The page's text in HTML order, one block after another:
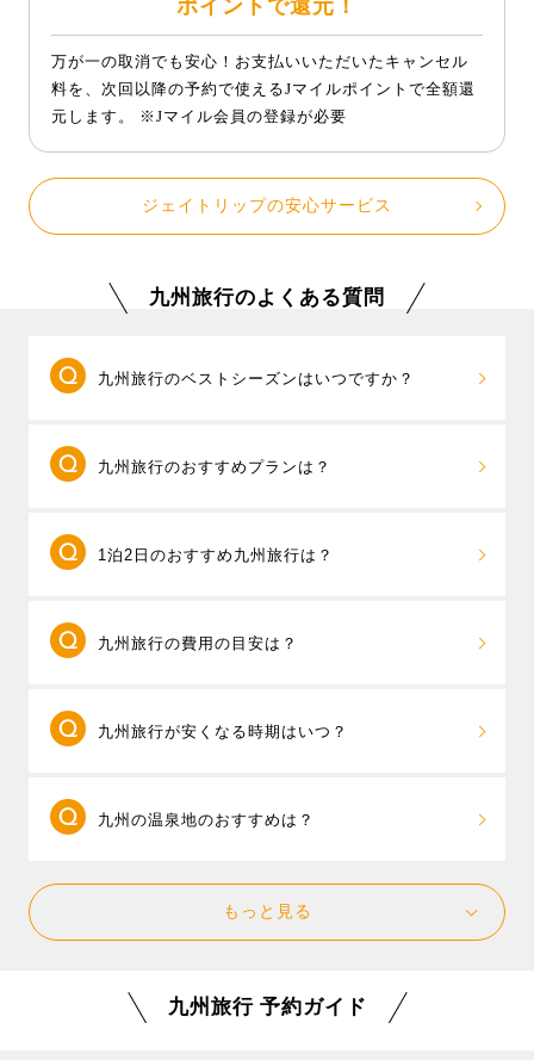
ポイントで還元！
万が一の取消でも安心！お支払いいただいたキャンセル
料を、次回以降の予約で使えるJマイルポイントで全額還
元します。 ※Jマイル会員の登録が必要
ジェイトリップの安心サービス
九州旅行のよくある質問
九州旅行のベストシーズンはいつですか？
「博多祇園山笠」や熊本の「山鹿灯籠まつり」など、
す。秋は紅葉の名所、大分・耶馬溪や宮崎・高千穂峡
の彩り豊かな景色が人気。冬は温泉とともに、福岡名
長崎・ハウステンボスのチューリップやバラ、福岡・
九州旅行のおすすめプランは？
つ以上の県をまたいだ周遊旅行が売れ筋です。「
客様のご希望に合わせて空港やフライト、ホテルを組
み合わせて自分だけの自由なツアーが作れるパックツ
べるので、行きたいエリアや旅行の目的に合わせて自
1DAYパスが付いた九州周遊プランもありますので、ハ
1泊2日のおすすめ九州旅行は？
して、滞在時間を重視した旅行プランを立てましょ
きるのでおすすめです。
例えば長崎県のハウステンボスと長崎市内を一度に楽
崎市内のホテルを選ぶと、夜は長崎新地中華街でグル
泉といった温泉地に滞在するなら、外湯巡りで宿泊ホ
テル以外の温泉も楽しみ、温泉街をのんびり散策する
九州旅行の費用の目安は？
円台〜、出発直前や、夏休み、年末年始など高めの時
在、20,700円が最安値となっています。（参考：東京
発 1泊2日 2名1室ツインルームの場合）
九州旅行が安くなる時期はいつ？
は、空席状況により料金が変動します。ツアー料金を
す。また、人気の日程をずらして、ゴールデンウィー
ウステンボス旅行、新鮮な海の幸や山の幸のグルメ旅
九州の温泉地のおすすめは？
九州にたくさんある温泉地の中から、じっくり
滞在をして湯めぐりや観光を楽しめる温泉地をご紹介
他には雲仙温泉、霧島温泉郷、指宿温泉など、人気の
もっと見る
九州旅行 予約ガイド